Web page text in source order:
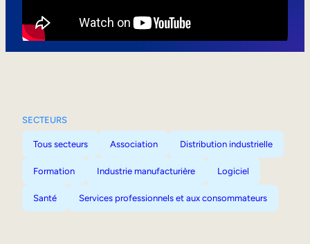
SECTEURS
Tous secteurs Association Distribution industrielle
Formation Industrie manufacturière Logiciel
Santé Services professionnels et aux consommateurs